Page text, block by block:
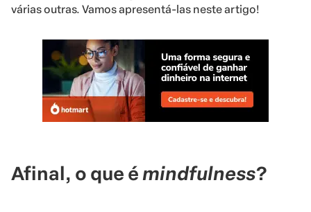
várias outras. Vamos apresentá-las neste artigo!
Afinal, o que émindfulness?